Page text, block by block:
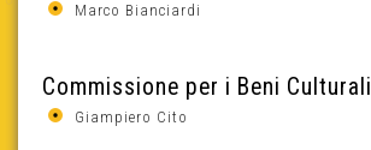
Marco Bianciardi
Commissione per i Beni Culturali
Giampiero Cito